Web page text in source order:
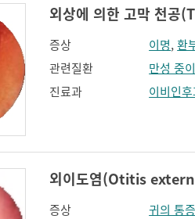
외상에 의한 고막 천
증상 이명,환
관련질환
만성 중
진료과
이비인
외이도염(Otitis
증상
귀의 통